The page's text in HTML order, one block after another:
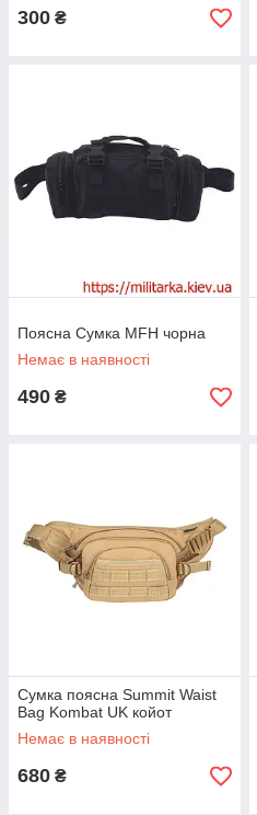
300 ₴
Поясна Сумка MFH чорна
Немає в наявності
490 ₴
Сумка поясна Summit Waist
Bag Kombat UK койот
Немає в наявності
680 ₴